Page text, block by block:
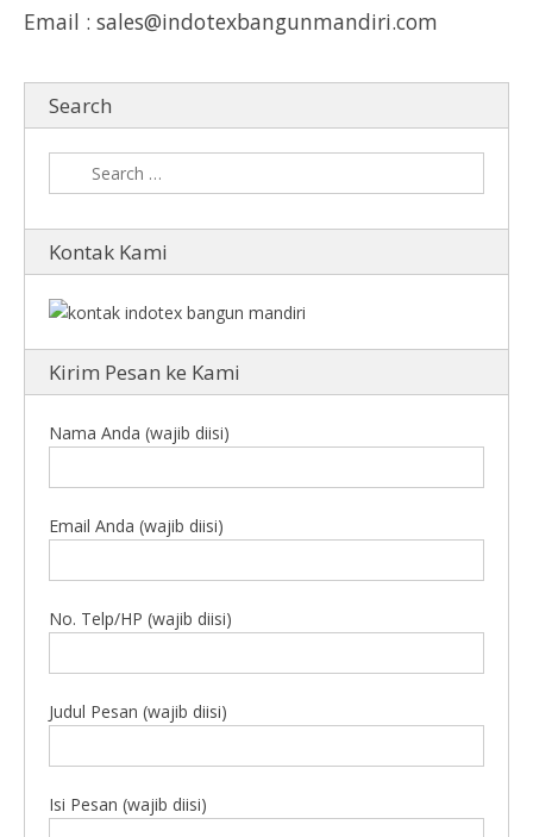
Email : sales@indotexbangunmandiri.com
Search
Kontak Kami
Kirim Pesan ke Kami
Nama Anda (wajib diisi)
Email Anda (wajib diisi)
No. Telp/HP (wajib diisi)
Judul Pesan (wajib diisi)
Isi Pesan (wajib diisi)